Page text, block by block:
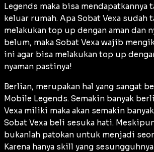
Legends maka bisa mendapatkannya
keluar rumah. Apa Sobat Vexa sudah
melakukan top up dengan aman dan
belum, maka Sobat Vexa wajib
ini agar bisa melakukan top up
nyaman pastinya!
Berlian, merupakan hal yang sangat
Mobile Legends. Semakin banyak
Vexa miliki maka akan semakin
Sobat Vexa beli sesuka hati.
bukanlah patokan untuk menjadi
Karena hanya skill yang